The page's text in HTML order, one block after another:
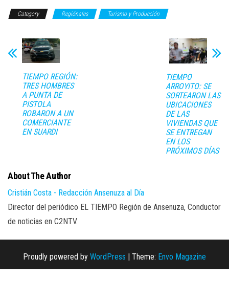
Category Regiónales Turismo y Producción
TIEMPO REGIÓN:
TRES HOMBRES
A PUNTA DE
PISTOLA
ROBARON A UN
COMERCIANTE
EN SUARDI
TIEMPO
ARROYITO: SE
SORTEARON LAS
UBICACIONES
DE LAS
VIVIENDAS QUE
SE ENTREGAN
EN LOS
PRÓXIMOS DÍAS
About The Author
Cristián Costa - Redacción Ansenuza al Día
Director del periódico EL TIEMPO Región de Ansenuza, Conductor
de noticias en C2NTV.
Proudly powered by WordPress Theme: Envo Magazine